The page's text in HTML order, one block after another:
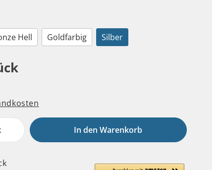
Hell Goldfarbig Silber
In den Warenkorb